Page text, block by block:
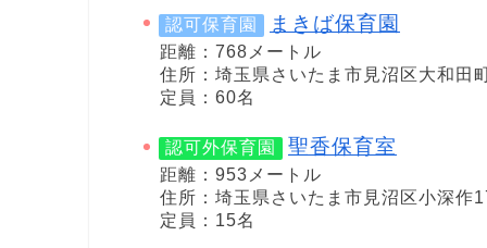
認可保育園 まきば保育園
距離：768メートル
住所：埼玉県さいたま市見沼区大和田
定員：60名
認可外保育園 聖香保育室
距離：953メートル
住所：埼玉県さいたま市見沼区小深作
定員：15名